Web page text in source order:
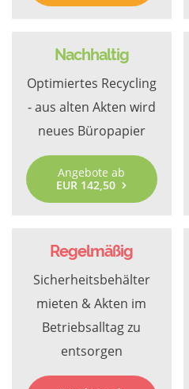
Nachhaltig
Optimiertes Recycling
- aus alten Akten wird
neues Büropapier
Angebote ab
EUR 142,50
Regelmäßig
Sicherheitsbehälter
mieten & Akten im
Betriebsalltag zu
entsorgen